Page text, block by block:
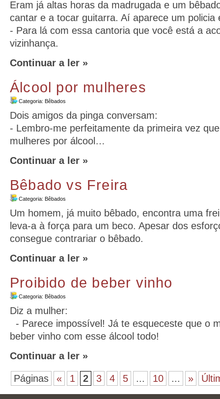
Eram já altas horas da madrugada e um
cantar e a tocar guitarra. Aí aparece um
- Para lá com essa cantoria que você está a
vizinhança.
Continuar a ler »
Álcool por mulheres
Categoria: Bêbados
Dois amigos da pinga conversam:
- Lembro-me perfeitamente da primeira vez
mulheres por álcool…
Continuar a ler »
Bêbado vs Freira
Categoria: Bêbados
Um homem, já muito bêbado, encontra uma
leva-a à força para um beco. Apesar dos
consegue contrariar o bêbado.
Continuar a ler »
Proibido de beber vinho
Categoria: Bêbados
Diz a mulher:
- Parece impossível! Já te esqueceste que o
beber vinho com esse álcool todo!
Continuar a ler »
Páginas « 1 2 3 4 5 ... 10 ... »